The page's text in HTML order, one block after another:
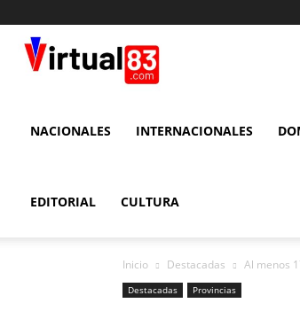
83
NACIONALES INTERNACIONALES
EDITORIAL CULTURA
Inicio Destacadas Al menos
Destacadas Provincias